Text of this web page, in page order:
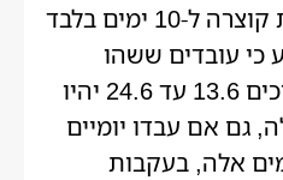
עקב יציאה לחל"ת קוצרה ל-10 ימים בלבד
נקבע כי עובדים ששהו
בחל"ת בין התאריכים 13.6 עד 24.6 יהיו
גם אם עבדו יומיים
אלה, בעקבות